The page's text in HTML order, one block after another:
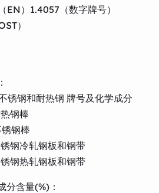
EN）1.4057（数字牌号）
）
锈钢和耐热钢 牌号及化学成分
钢棒
钢棒
钢冷轧钢板和钢带
钢热轧钢板和钢带
分含量(%)：